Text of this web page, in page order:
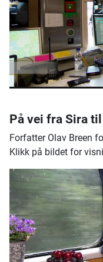
På vei fra Sira
Forfatter Olav Breen
Klikk på bildet for